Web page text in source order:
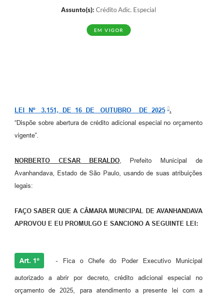
Assunto(s): Crédito Adic. Especial
EM VIGOR
LEI Nº 3.151, DE 16 DE OUTUBRO DE 2025
.
“Dispõe sobre abertura de crédito adicional especial no orçamento
vigente”.
NORBERTO CESAR BERALDO, Prefeito Municipal de
Avanhandava, Estado de São Paulo, usando de suas atribuições
legais:
FAÇO SABER QUE A CÂMARA MUNICIPAL DE AVANHANDAVA
APROVOU E EU PROMULGO E SANCIONO A SEGUINTE LEI:
Art. 1º - Fica o Chefe do Poder Executivo Municipal
autorizado a abrir por decreto, crédito adicional especial no
orçamento de 2025, para atendimento a presente lei com a